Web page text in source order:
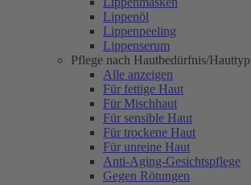
Lippenöl
Lippenpeeling
Lippenserum
Pflege nach Hautbedürfnis/Hauttyp
Alle anzeigen
Für fettige Haut
Für Mischhaut
Für sensible Haut
Für trockene Haut
Für unreine Haut
Anti-Aging-Gesichtspflege
Gegen Rötungen